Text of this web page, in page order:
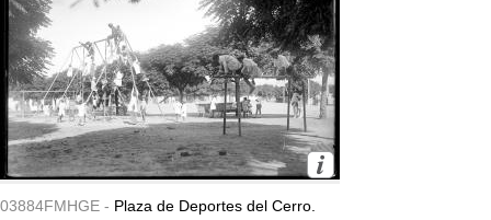
03884FMHGE - Plaza de Deportes del Cerro.